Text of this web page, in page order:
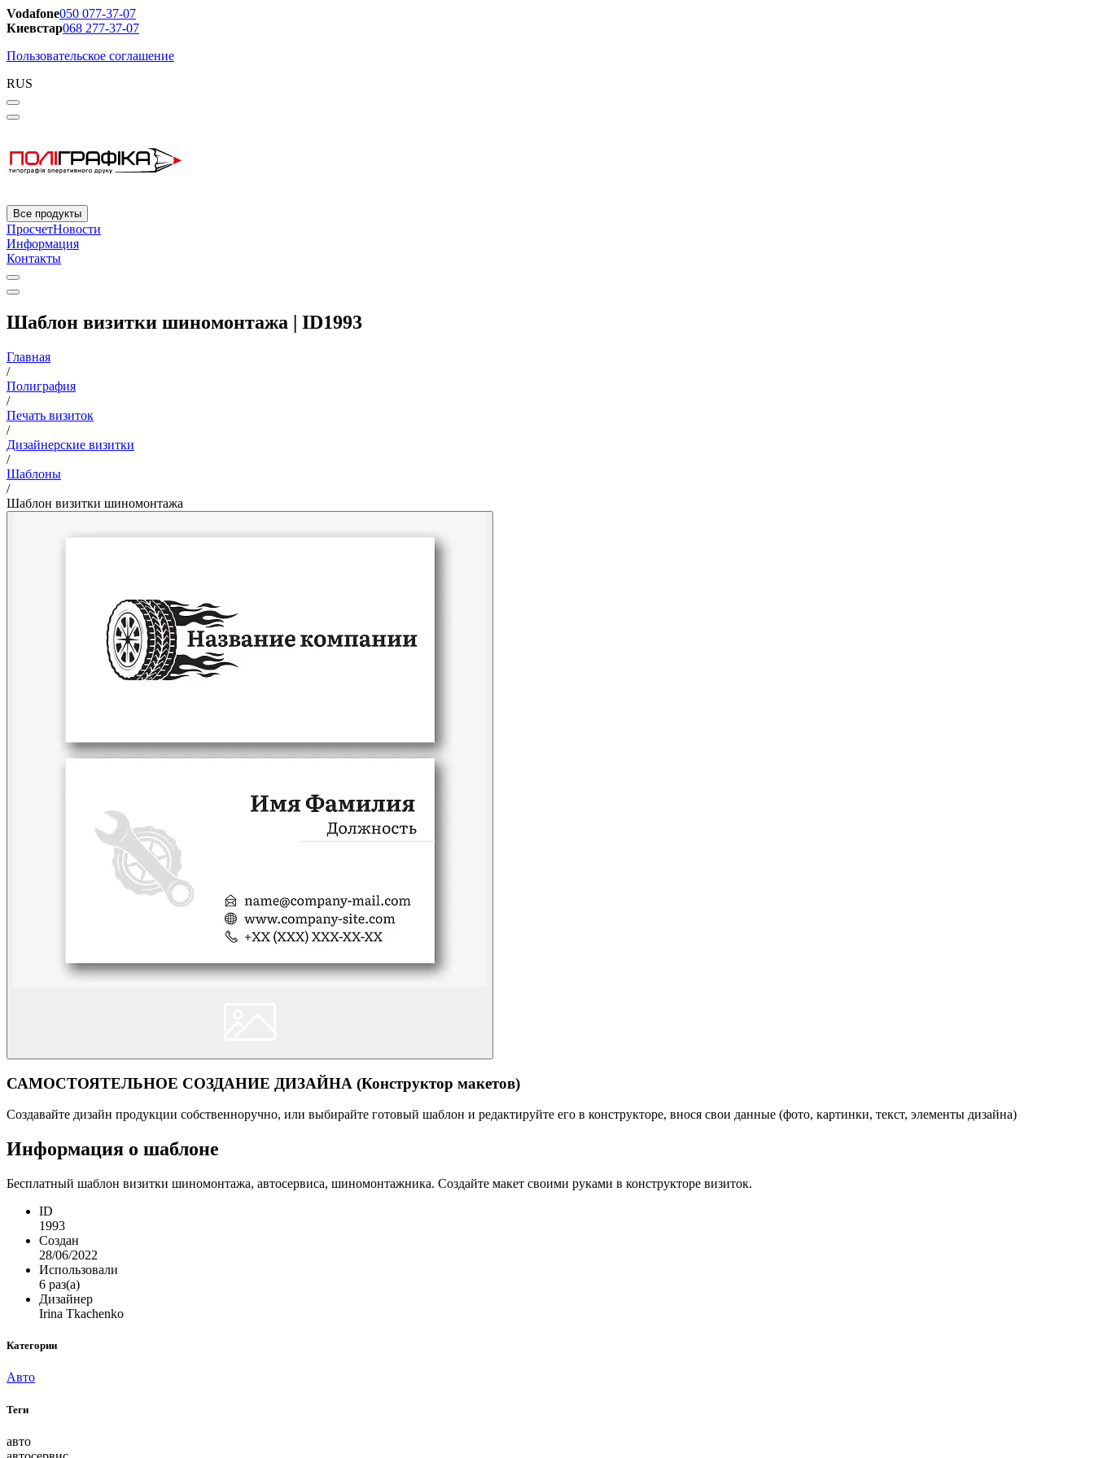
Vodafone050 077-37-07
Киевстар068 277-37-07
Пользовательское соглашение
RUS
Все продукты
ПросчетНовости
Информация
Контакты
Шаблон визитки шиномонтажа | ID1993
Главная
/
Полиграфия
/
Печать визиток
/
Дизайнерские визитки
/
Шаблоны
/
Шаблон визитки шиномонтажа
САМОСТОЯТЕЛЬНОЕ СОЗДАНИЕ ДИЗАЙНА (Конструктор макетов)
Создавайте дизайн продукции собственноручно, или выбирайте готовый шаблон и редактируйте его в конструкторе, внося свои данные (фото, картинки, текст, элементы дизайна)
Информация о шаблоне
Бесплатный шаблон визитки шиномонтажа, автосервиса, шиномонтажника. Создайте макет своими руками в конструкторе визиток.
ID
1993
Создан
28/06/2022
Использовали
6 раз(а)
Дизайнер
Irina Tkachenko
Категории
Авто
Теги
авто